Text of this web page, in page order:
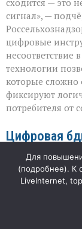
сходится — это
сигнал», —
цифровые
технологии
которые сложно
фиксируют
потребителя от
Цифровая
контроль
На помощь
аналитические
искусственным
движении
Для
(подробнее). К
LiveInternet,